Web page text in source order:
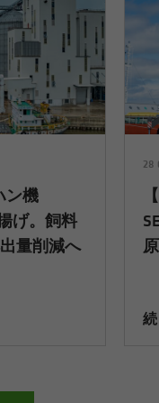
ン機
げ。飼料
量削減へ
28